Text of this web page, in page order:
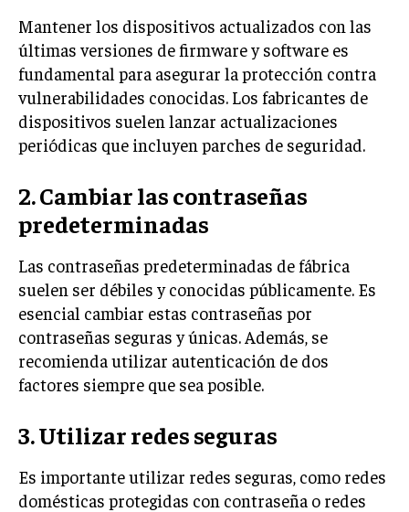
Mantener los dispositivos actualizados con las
últimas versiones de firmware y software es
fundamental para asegurar la protección contra
vulnerabilidades conocidas. Los fabricantes de
dispositivos suelen lanzar actualizaciones
periódicas que incluyen parches de seguridad.
2. Cambiar las contraseñas
predeterminadas
Las contraseñas predeterminadas de fábrica
suelen ser débiles y conocidas públicamente. Es
esencial cambiar estas contraseñas por
contraseñas seguras y únicas. Además, se
recomienda utilizar autenticación de dos
factores siempre que sea posible.
3. Utilizar redes seguras
Es importante utilizar redes seguras, como redes
domésticas protegidas con contraseña o redes